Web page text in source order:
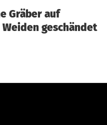
Gräber auf
geschändet